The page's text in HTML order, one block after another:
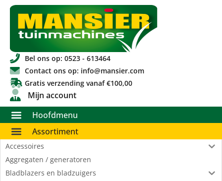
Bel ons op: 0523 - 613464
Contact ons op: info@mansier.com
Gratis verzending vanaf €100,00
Mijn account
Hoofdmenu
Assortiment
Accessoires
Aggregaten / generatoren
Bladblazers en bladzuigers